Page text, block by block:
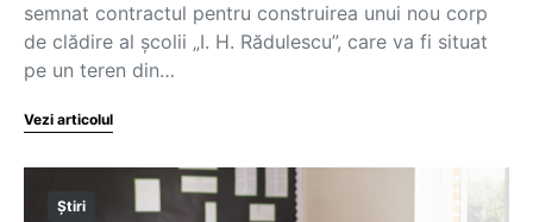
semnat contractul pentru construirea unui nou corp
de clădire al şcolii „I. H. Rădulescu”, care va fi situat
pe un teren din…
Vezi articolul
Știri